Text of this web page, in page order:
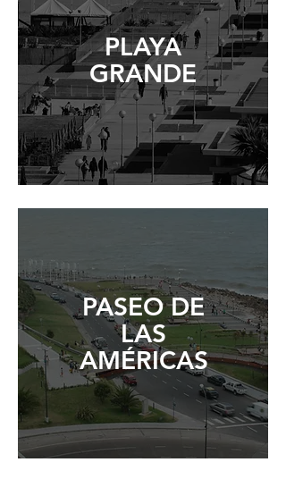
PLAYA
GRANDE
PASEO DE
LAS
AMÉRICAS